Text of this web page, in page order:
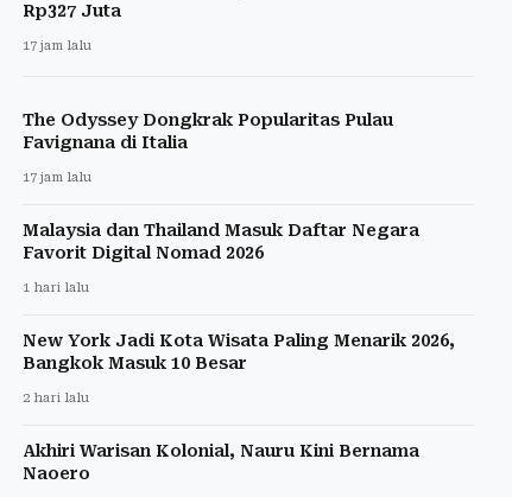
Rp327 Juta
17 jam lalu
The Odyssey Dongkrak Popularitas Pulau
Favignana di Italia
17 jam lalu
Malaysia dan Thailand Masuk Daftar Negara
Favorit Digital Nomad 2026
1 hari lalu
New York Jadi Kota Wisata Paling Menarik 2026,
Bangkok Masuk 10 Besar
2 hari lalu
Akhiri Warisan Kolonial, Nauru Kini Bernama
Naoero